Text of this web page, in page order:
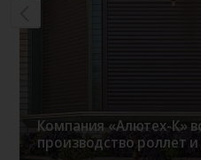
Компания «Алютех-К»
производство роллет